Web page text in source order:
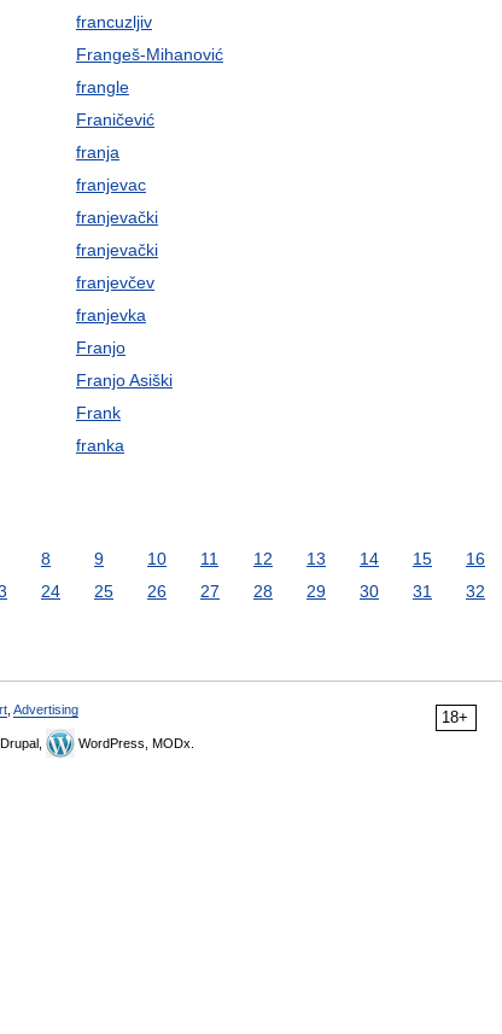
francuzljiv
Frangeš-Mihanović
frangle
Franičević
franja
franjevac
franjevački
franjevački
franjevčev
franjevka
Franjo
Franjo Asiški
Frank
franka
8 9 10 11 12 13 14 15
16
24 25 26 27 28 29 30 31
32
18+
Advertising
Drupal, WordPress, MODx.